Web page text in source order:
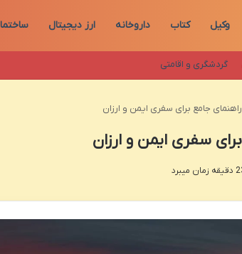
وکیل کتاب داروخانه ارز دیجیتال
گردشگری و اقامتی